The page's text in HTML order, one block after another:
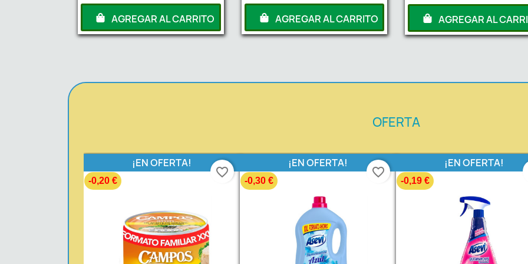
AGREGAR AL CARRITO AGREGAR AL CARRITO AGREGAR AL
OFERTA
¡EN OFERTA!
-0,20 €
favorite_border
¡EN OFERTA!
-0,30 €
favorite_border
¡EN OFERTA!
-0,19 €